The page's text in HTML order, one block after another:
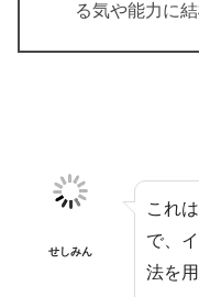
る気や能力に
せしみん
これ
で、
法を